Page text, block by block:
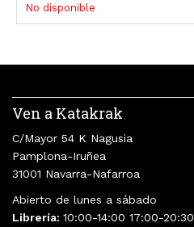
No disponible
Ven a Katakrak
C/Mayor 54 K Nagusia
Pamplona-Iruñea
31001 Navarra-Nafarroa
Abierto de lunes a sábado
Librería: 10:00-14:00 17:00-20:30